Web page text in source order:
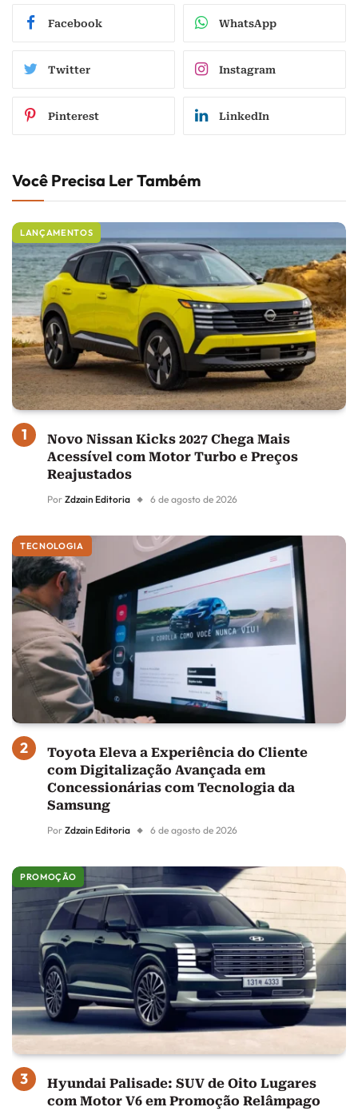
Facebook WhatsApp
Twitter Instagram
Pinterest LinkedIn
Você Precisa Ler Também
LANÇAMENTOS
Novo Nissan Kicks 2027 Chega Mais
Acessível com Motor Turbo e Preços
Reajustados
Por Zdzain Editoria 6 de agosto de 2026
TECNOLOGIA
Toyota Eleva a Experiência do Cliente
com Digitalização Avançada em
Concessionárias com Tecnologia da
Samsung
Por Zdzain Editoria 6 de agosto de 2026
PROMOÇÃO
Hyundai Palisade: SUV de Oito Lugares
com Motor V6 em Promoção Relâmpago